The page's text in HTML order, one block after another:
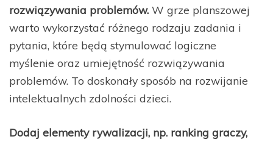
rozwiązywania problemów. W grze planszowej
warto wykorzystać różnego rodzaju zadania i
pytania, które będą stymulować logiczne
myślenie oraz umiejętność rozwiązywania
problemów. To doskonały sposób na rozwijanie
intelektualnych zdolności dzieci.
Dodaj elementy rywalizacji, np. ranking graczy,